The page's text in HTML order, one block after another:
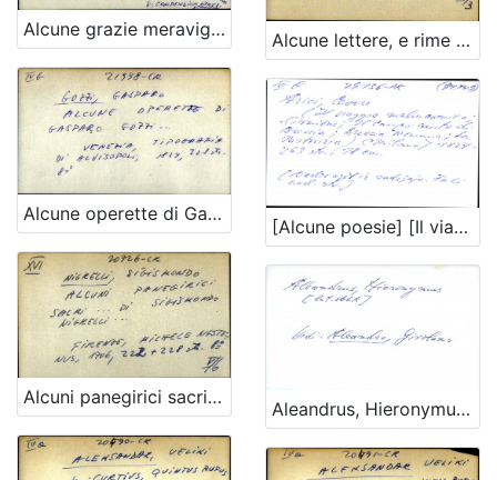
Alcune grazie meravigliose di s. Luigi Gonzaga ... dopo la solenne canonizzazione sua - ADLIGAT Alcune lettere, e rime di Baldessar Castiglione e d' altri alvi ...
Alcune operette di Gasparo Gozzi
[Alcune poesie] [Il viaggio malinconico ....]
Alcuni panegirici sacri ... di Sigismundo Nigrelli ...
Aleandrus, Hieronymus OPĆA UPUTNICA